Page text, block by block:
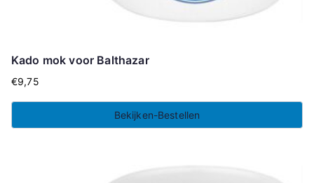
Kado mok voor Balthazar
€9,75
Bekijken-Bestellen